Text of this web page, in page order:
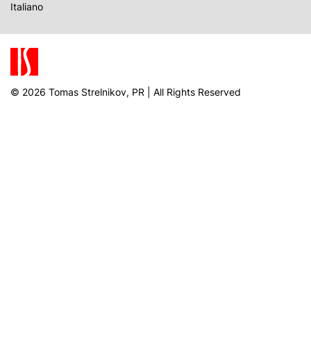
Italiano
© 2026 Tomas Strelnikov, PR | All Rights Reserved